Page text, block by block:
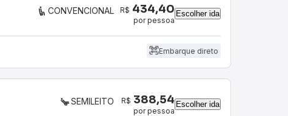
CONVENCIONAL R$ 434,40
por pessoa
Escolher ida
Embarque direto
SEMILEITO R$ 388,54
por pessoa
Escolher ida